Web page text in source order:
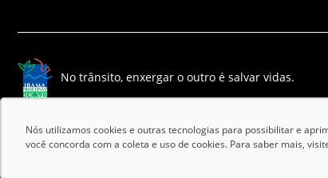
No trânsito, enxergar o outro é salvar vidas.
Nós utilizamos cookies e outras tecnologias para possibilitar e
você concorda com a coleta e uso de cookies. Para saber mais,